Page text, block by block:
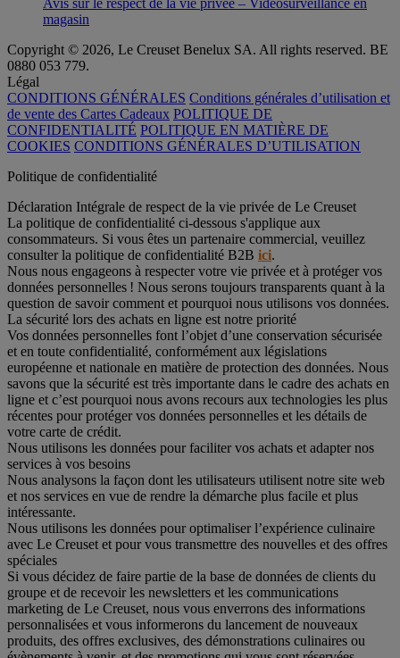
Avis sur le respect de la vie privée – Vidéosurveillance en
magasin
Copyright © 2026, Le Creuset Benelux SA. All rights reserved. BE
0880 053 779.
Légal
CONDITIONS GÉNÉRALES Conditions générales d’utilisation et
de vente des Cartes Cadeaux POLITIQUE DE
CONFIDENTIALITÉ POLITIQUE EN MATIÈRE DE
COOKIES CONDITIONS GÉNÉRALES D’UTILISATION
Politique de confidentialité
Déclaration Intégrale de respect de la vie privée de Le Creuset
La politique de confidentialité ci-dessous s'applique aux
consommateurs. Si vous êtes un partenaire commercial, veuillez
consulter la politique de confidentialité B2B ici.
Nous nous engageons à respecter votre vie privée et à protéger vos
données personnelles ! Nous serons toujours transparents quant à la
question de savoir comment et pourquoi nous utilisons vos données.
La sécurité lors des achats en ligne est notre priorité
Vos données personnelles font l’objet d’une conservation sécurisée
et en toute confidentialité, conformément aux législations
européenne et nationale en matière de protection des données. Nous
savons que la sécurité est très importante dans le cadre des achats en
ligne et c’est pourquoi nous avons recours aux technologies les plus
récentes pour protéger vos données personnelles et les détails de
votre carte de crédit.
Nous utilisons les données pour faciliter vos achats et adapter nos
services à vos besoins
Nous analysons la façon dont les utilisateurs utilisent notre site web
et nos services en vue de rendre la démarche plus facile et plus
intéressante.
Nous utilisons les données pour optimaliser l’expérience culinaire
avec Le Creuset et pour vous transmettre des nouvelles et des offres
spéciales
Si vous décidez de faire partie de la base de données de clients du
groupe et de recevoir les newsletters et les communications
marketing de Le Creuset, nous vous enverrons des informations
personnalisées et vous informerons du lancement de nouveaux
produits, des offres exclusives, des démonstrations culinaires ou